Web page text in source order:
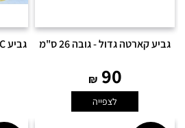
גביע קארטה גדול - גובה 26 ס"מ
90
₪
לצפייה
גביע X29C כדורסל - גובה 40 ס"מ